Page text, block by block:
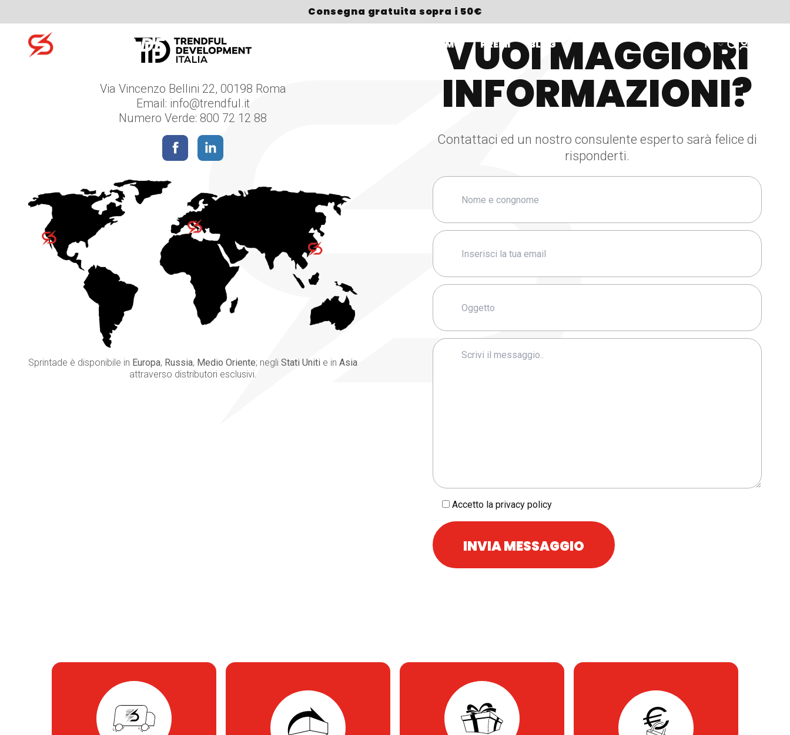
Skip to content
Consegna gratuita sopra i 50€
CHI SIAMO PREMI BLOG IT
Via Vincenzo Bellini 22, 00198 Roma
Email: info@trendful.it
Numero Verde: 800 72 12 88
Sprintade è disponibile in Europa, Russia, Medio Oriente; negli Stati Uniti e in Asia
attraverso distributori esclusivi.
VUOI MAGGIORI
INFORMAZIONI?
Contattaci ed un nostro consulente esperto sarà felice di
risponderti.
Accetto la privacy policy
Search for: